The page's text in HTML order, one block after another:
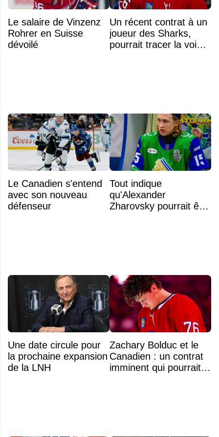
Le salaire de Vinzenz
Rohrer en Suisse
dévoilé
Un récent contrat à un
joueur des Sharks,
pourrait tracer la voie à
Le Canadien s'entend
avec son nouveau
défenseur
Tout indique
qu'Alexander
Zharovsky pourrait être
Une date circule pour
la prochaine expansion
de la LNH
Zachary Bolduc et le
Canadien : un contrat
imminent qui pourrait